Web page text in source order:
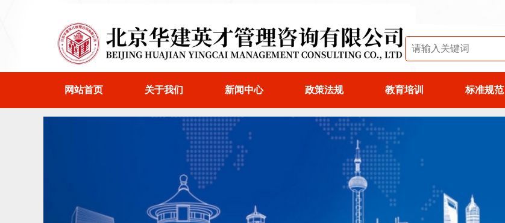
网站首页 关于我们 新闻中心 政策法规 教育培训 标准规范